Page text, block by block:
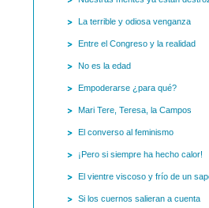
La terrible y odiosa venganza
Entre el Congreso y la realidad
No es la edad
Empoderarse ¿para qué?
Mari Tere, Teresa, la Campos
El converso al feminismo
¡Pero si siempre ha hecho calor!
El vientre viscoso y frío de un
Si los cuernos salieran a cuenta